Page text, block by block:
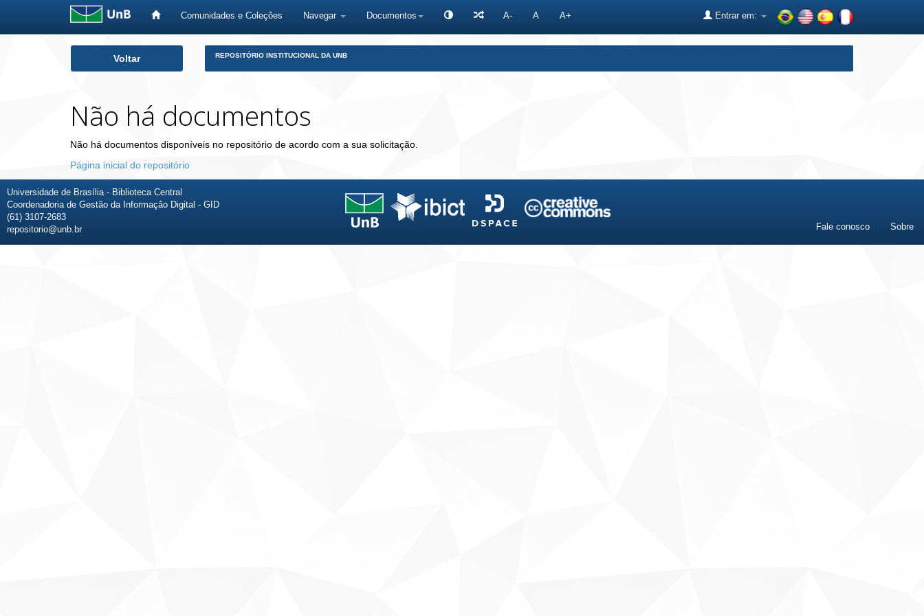
Comunidades e Coleções Navegar Documentos A- A A+ Entrar em:
Voltar REPOSITÓRIO INSTITUCIONAL DA UNB
Não há documentos
Não há documentos disponíveis no repositório de acordo com a sua solicitação.
Página inicial do repositório
Universidade de Brasília - Biblioteca Central
Coordenadoria de Gestão da Informação Digital - GID
(61) 3107-2683
repositorio@unb.br
Fale conosco Sobre